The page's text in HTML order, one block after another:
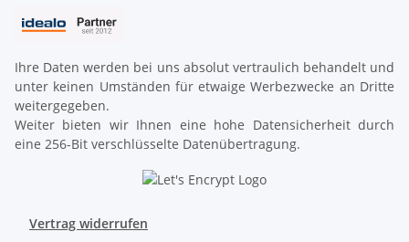
Ihre Daten werden bei uns absolut vertraulich behandelt und
unter keinen Umständen für etwaige Werbezwecke an Dritte
weitergegeben.
Weiter bieten wir Ihnen eine hohe Datensicherheit durch
eine 256-Bit verschlüsselte Datenübertragung.
Vertrag widerrufen